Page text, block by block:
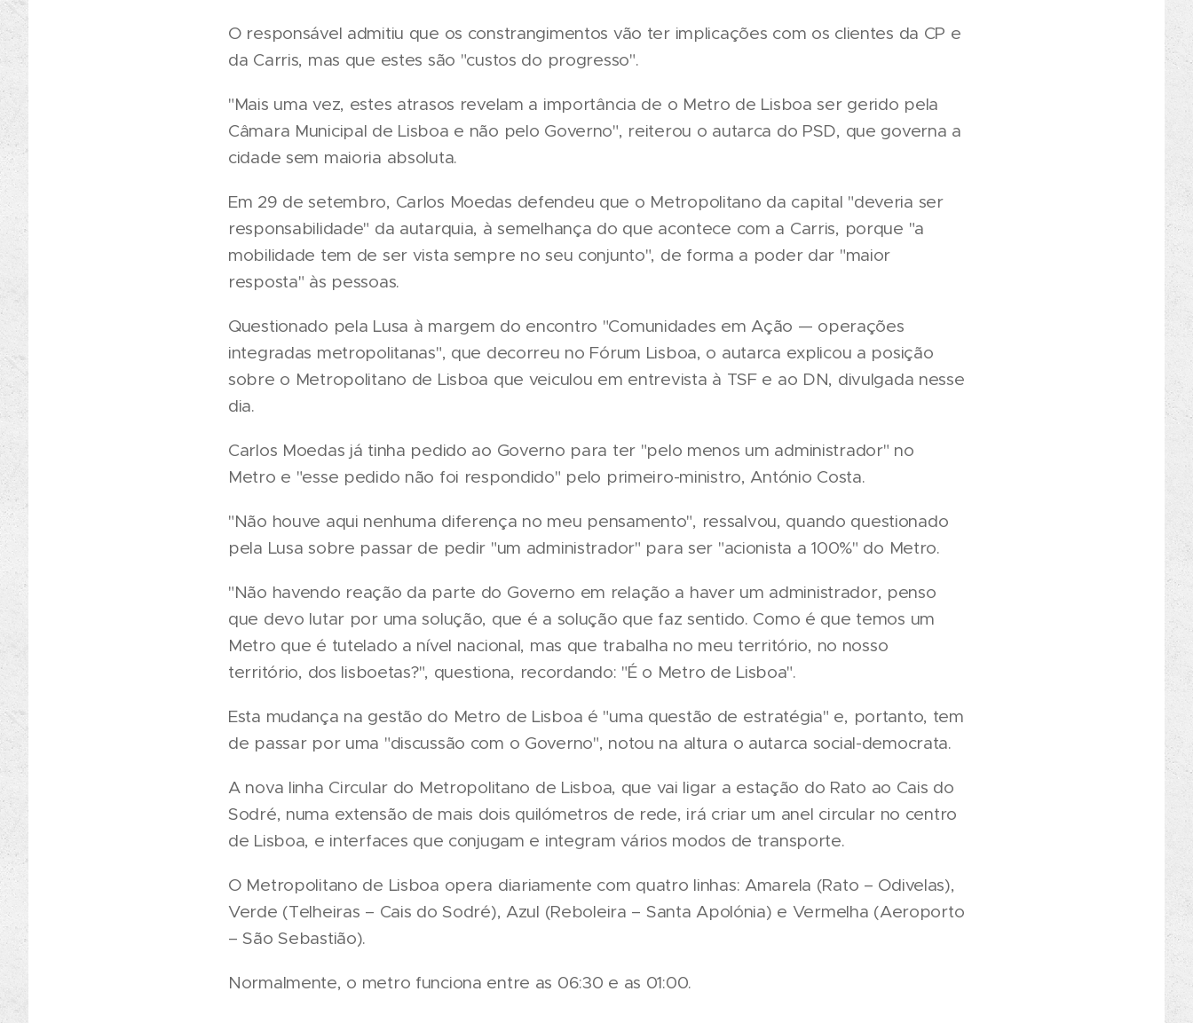
O responsável admitiu que os constrangimentos vão ter implicações com os clientes da CP e
da Carris, mas que estes são "custos do progresso".
"Mais uma vez, estes atrasos revelam a importância de o Metro de Lisboa ser gerido pela
Câmara Municipal de Lisboa e não pelo Governo", reiterou o autarca do PSD, que governa a
cidade sem maioria absoluta.
Em 29 de setembro, Carlos Moedas defendeu que o Metropolitano da capital "deveria ser
responsabilidade" da autarquia, à semelhança do que acontece com a Carris, porque "a
mobilidade tem de ser vista sempre no seu conjunto", de forma a poder dar "maior
resposta" às pessoas.
Questionado pela Lusa à margem do encontro "Comunidades em Ação — operações
integradas metropolitanas", que decorreu no Fórum Lisboa, o autarca explicou a posição
sobre o Metropolitano de Lisboa que veiculou em entrevista à TSF e ao DN, divulgada nesse
dia.
Carlos Moedas já tinha pedido ao Governo para ter "pelo menos um administrador" no
Metro e "esse pedido não foi respondido" pelo primeiro-ministro, António Costa.
"Não houve aqui nenhuma diferença no meu pensamento", ressalvou, quando questionado
pela Lusa sobre passar de pedir "um administrador" para ser "acionista a 100%" do Metro.
"Não havendo reação da parte do Governo em relação a haver um administrador, penso
que devo lutar por uma solução, que é a solução que faz sentido. Como é que temos um
Metro que é tutelado a nível nacional, mas que trabalha no meu território, no nosso
território, dos lisboetas?", questiona, recordando: "É o Metro de Lisboa".
Esta mudança na gestão do Metro de Lisboa é "uma questão de estratégia" e, portanto, tem
de passar por uma "discussão com o Governo", notou na altura o autarca social-democrata.
A nova linha Circular do Metropolitano de Lisboa, que vai ligar a estação do Rato ao Cais do
Sodré, numa extensão de mais dois quilómetros de rede, irá criar um anel circular no centro
de Lisboa, e interfaces que conjugam e integram vários modos de transporte.
O Metropolitano de Lisboa opera diariamente com quatro linhas: Amarela (Rato – Odivelas),
Verde (Telheiras – Cais do Sodré), Azul (Reboleira – Santa Apolónia) e Vermelha (Aeroporto
– São Sebastião).
Normalmente, o metro funciona entre as 06:30 e as 01:00.